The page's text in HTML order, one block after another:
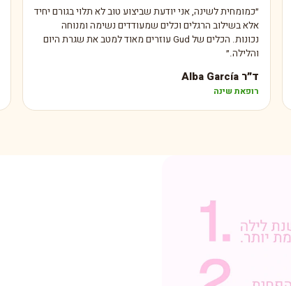
״כמומחית לשינה, אני יודעת שביצוע טוב לא תלוי בגורם יחיד
אלא בשילוב הרגלים וכלים שמעודדים נשימה ומנוחה
נכונות. הכלים של Gud עוזרים מאוד למטב את שגרת היום
והלילה.״
ד״ר Alba García
רופאת שינה